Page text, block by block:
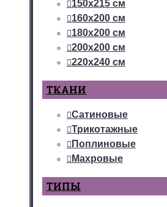
150х215 см
160х200 см
180х200 см
200х200 см
220х240 см
ТКАНИ
Сатиновые
Трикотажные
Поплиновые
Махровые
ТИПЫ